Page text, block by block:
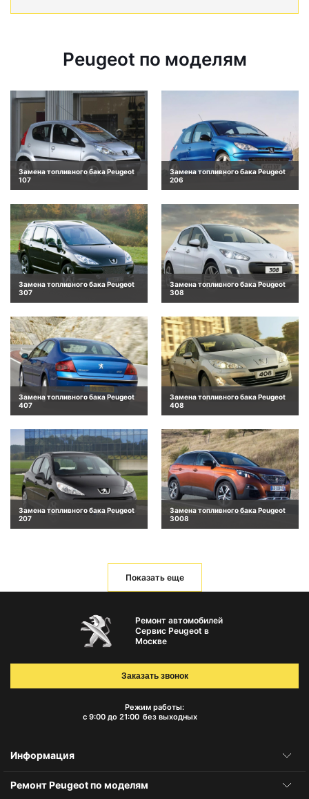
Peugeot по моделям
Замена топливного бака Peugeot
107
Замена топливного бака Peugeot
206
Замена топливного бака Peugeot
307
Замена топливного бака Peugeot
308
Замена топливного бака Peugeot
407
Замена топливного бака Peugeot
408
Замена топливного бака Peugeot
207
Замена топливного бака Peugeot
3008
Показать еще
Ремонт автомобилей
Сервис Peugeot в
Москве
Режим работы:
с 9:00 до 21:00 без выходных
Заказать звонок
Информация
Ремонт Peugeot по моделям